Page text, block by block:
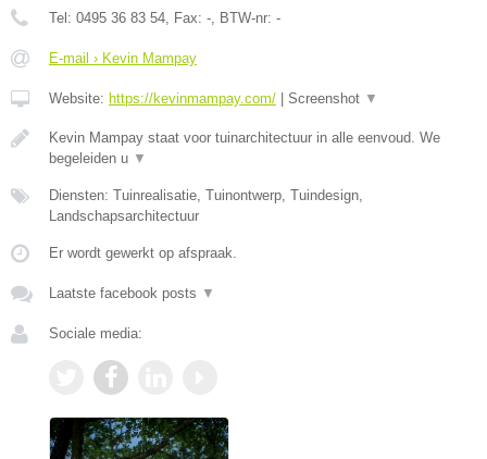
Tel: 0495 36 83 54, Fax: -, BTW-nr: -
E-mail › Kevin Mampay
Website: https://kevinmampay.com/ Screenshot ▼
Kevin Mampay staat voor tuinarchitectuur in alle eenvoud. We
begeleiden u ▼
Diensten: Tuinrealisatie, Tuinontwerp, Tuindesign,
Landschapsarchitectuur
Er wordt gewerkt op afspraak.
Laatste facebook posts ▼
Sociale media: